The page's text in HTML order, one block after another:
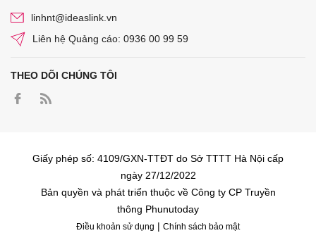
linhnt@ideaslink.vn
Liên hệ Quảng cáo: 0936 00 99 59
THEO DÕI CHÚNG TÔI
Giấy phép số: 4109/GXN-TTĐT do Sở TTTT Hà Nội cấp
ngày 27/12/2022
Bản quyền và phát triển thuộc về Công ty CP Truyền
thông Phunutoday
Điều khoản sử dụng | Chính sách bảo mật